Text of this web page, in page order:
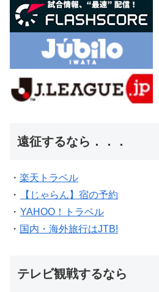
遠征するなら．．．
・ 楽天トラベル
・
【じゃらん】宿の予約
・ YAHOO！トラベル
・ 国内・海外旅行はJTB!
テレビ観戦するなら